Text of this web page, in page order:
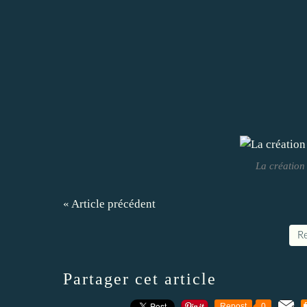
La création
« Article précédent
Partager cet article